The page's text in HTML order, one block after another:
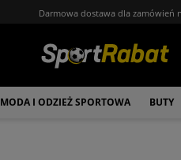
Darmowa dostawa dla zamówień
MODA I ODZIEŻ SPORTOWA BUTY